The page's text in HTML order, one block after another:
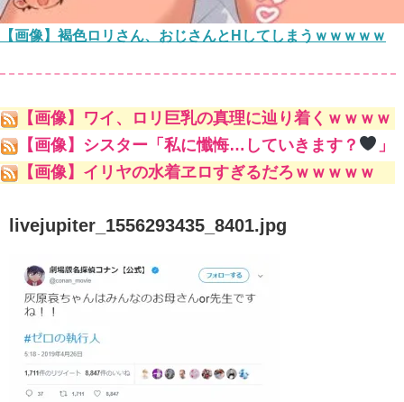
【画像】褐色ロリさん、おじさんとHしてしまうｗｗｗｗｗ
【画像】ワイ、ロリ巨乳の真理に辿り着くｗｗｗｗ
ｗ
【画像】シスター「私に懺悔…していきます？
」
【画像】イリヤの水着ヱロすぎるだろｗｗｗｗｗ
livejupiter_1556293435_8401.jpg